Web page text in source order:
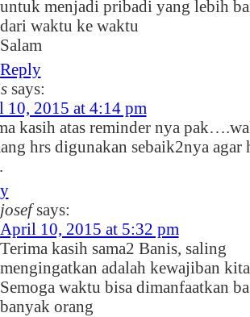
untuk menjadi pribadi yang lebih
dari waktu ke waktu
Salam
Reply
says:
10, 2015 at 4:14 pm
kasih atas reminder nya
hrs digunakan sebaik2nya
josef says:
April 10, 2015 at 5:32 pm
Terima kasih sama2 Banis, saling
mengingatkan adalah kewajiban
Semoga waktu bisa dimanfaatkan
banyak orang